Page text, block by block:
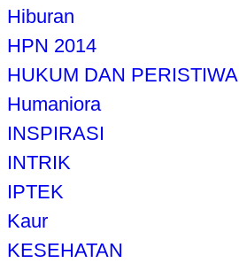
Hiburan
HPN 2014
HUKUM DAN PERISTIWA
Humaniora
INSPIRASI
INTRIK
IPTEK
Kaur
KESEHATAN